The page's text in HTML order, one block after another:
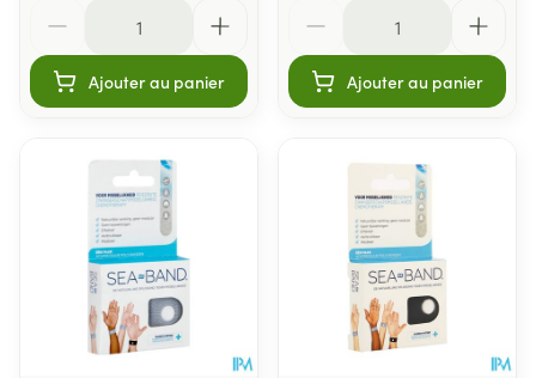
Ajouter au panier Ajouter au panier